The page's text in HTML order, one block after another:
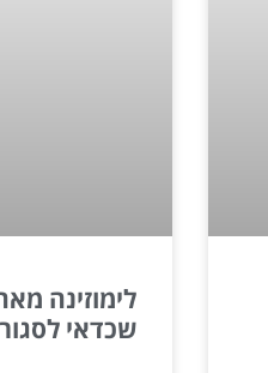
שכדאי